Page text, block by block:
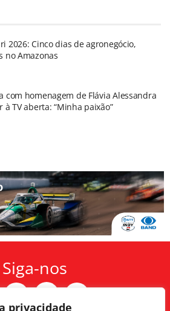
privacidade
2026: Cinco dias de agronegócio,
no Amazonas
com homenagem de Flávia Alessandra
à TV aberta: “Minha paixão”
Siga-nos